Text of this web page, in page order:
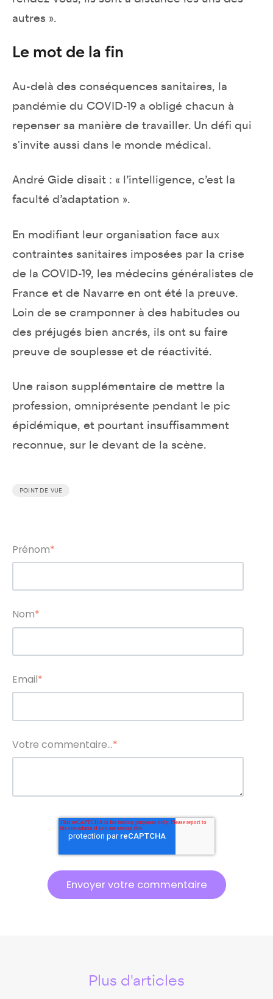
autres ».
Le mot de la fin
Au-delà des conséquences sanitaires, la
pandémie du COVID-19 a obligé chacun à
repenser sa manière de travailler. Un défi qui
s'invite aussi dans le monde médical.
André Gide disait : « l’intelligence, c’est la
faculté d’adaptation ».
En modifiant leur organisation face aux
contraintes sanitaires imposées par la crise
de la COVID-19, les médecins généralistes de
France et de Navarre en ont été la preuve.
Loin de se cramponner à des habitudes ou
des préjugés bien ancrés, ils ont su faire
preuve de souplesse et de réactivité.
Une raison supplémentaire de mettre la
profession, omniprésente pendant le pic
épidémique, et pourtant insuffisamment
reconnue, sur le devant de la scène.
POINT DE VUE
Prénom*
Nom*
Email*
Votre commentaire...*
Plus d'articles